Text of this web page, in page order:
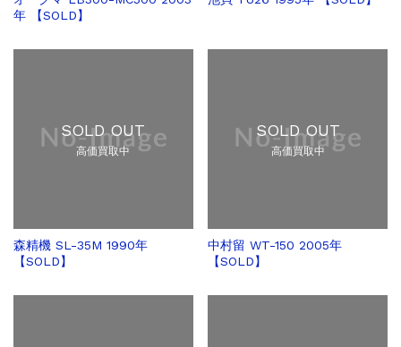
年 【SOLD】
SOLD OUT
高価買取中
森精機 SL-35M 1990年
【SOLD】
SOLD OUT
高価買取中
中村留 WT-150 2005年
【SOLD】